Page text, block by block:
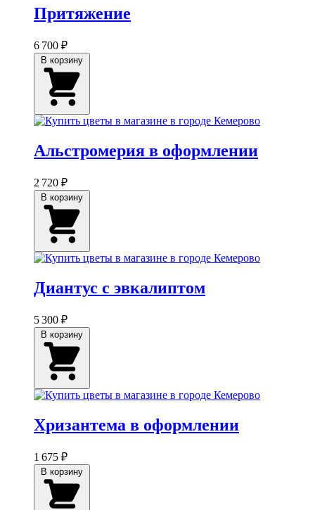
Притяжение
6 700 ₽
Альстромерия в оформлении
2 720 ₽
Диантус с эвкалиптом
5 300 ₽
Хризантема в оформлении
1 675 ₽